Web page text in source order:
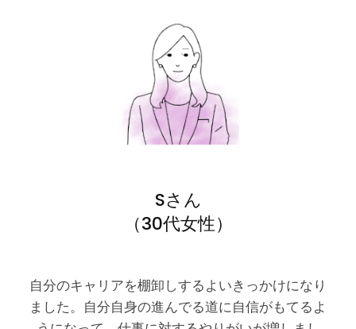
Sさん
（30代女性）
自分のキャリアを棚卸しするよいきっかけになり
ました。自分自身の進んでる道に自信がもてるよ